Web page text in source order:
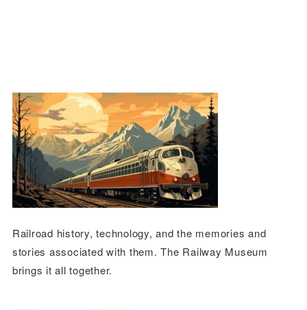
Railroad history, technology, and the memories and
stories associated with them. The Railway Museum
brings it all together.